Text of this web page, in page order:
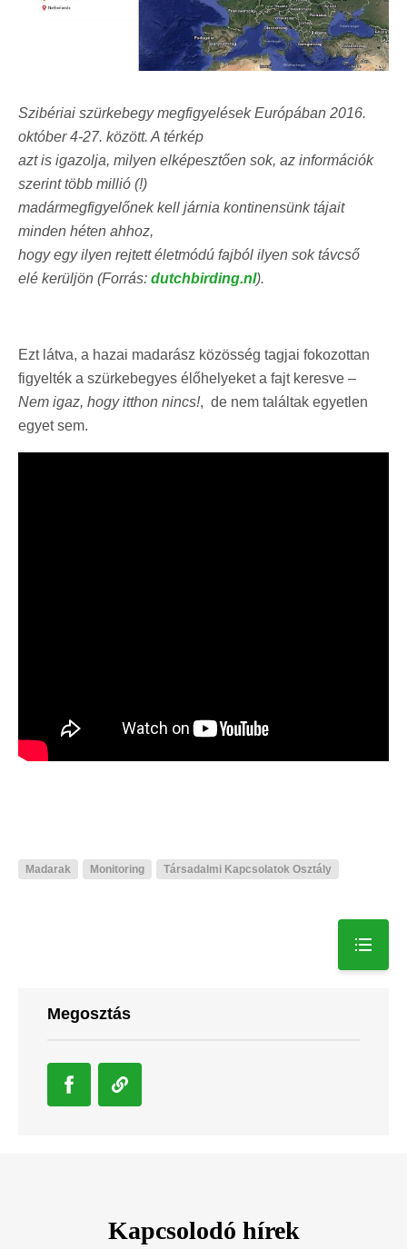
Szibériai szürkebegy megfigyelések Európában 2016.
október 4-27. között. A térkép
azt is igazolja, milyen elképesztően sok, az információk
szerint több millió (!)
madármegfigyelőnek kell járnia kontinensünk tájait
minden héten ahhoz,
hogy egy ilyen rejtett életmódú fajból ilyen sok távcső
elé kerüljön (Forrás: dutchbirding.nl).
Ezt látva, a hazai madarász közösség tagjai fokozottan
figyelték a szürkebegyes élőhelyeket a fajt keresve –
Nem igaz, hogy itthon nincs!, de nem találtak egyetlen
egyet sem.
Madarak Monitoring Társadalmi Kapcsolatok Osztály
Megosztás
Kapcsolodó hírek